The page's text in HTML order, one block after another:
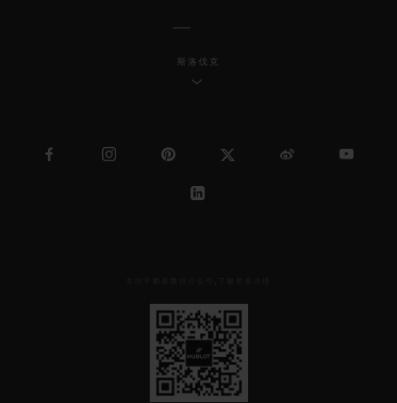
斯洛伐克
见
下
方
二
维
码